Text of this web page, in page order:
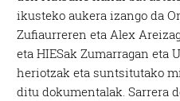
ikusteko aukera izango da
Zufiaurreren eta Alex
eta HIESak Zumarragan eta
heriotzak eta suntsitutako
ditu dokumentalak. Sarrera